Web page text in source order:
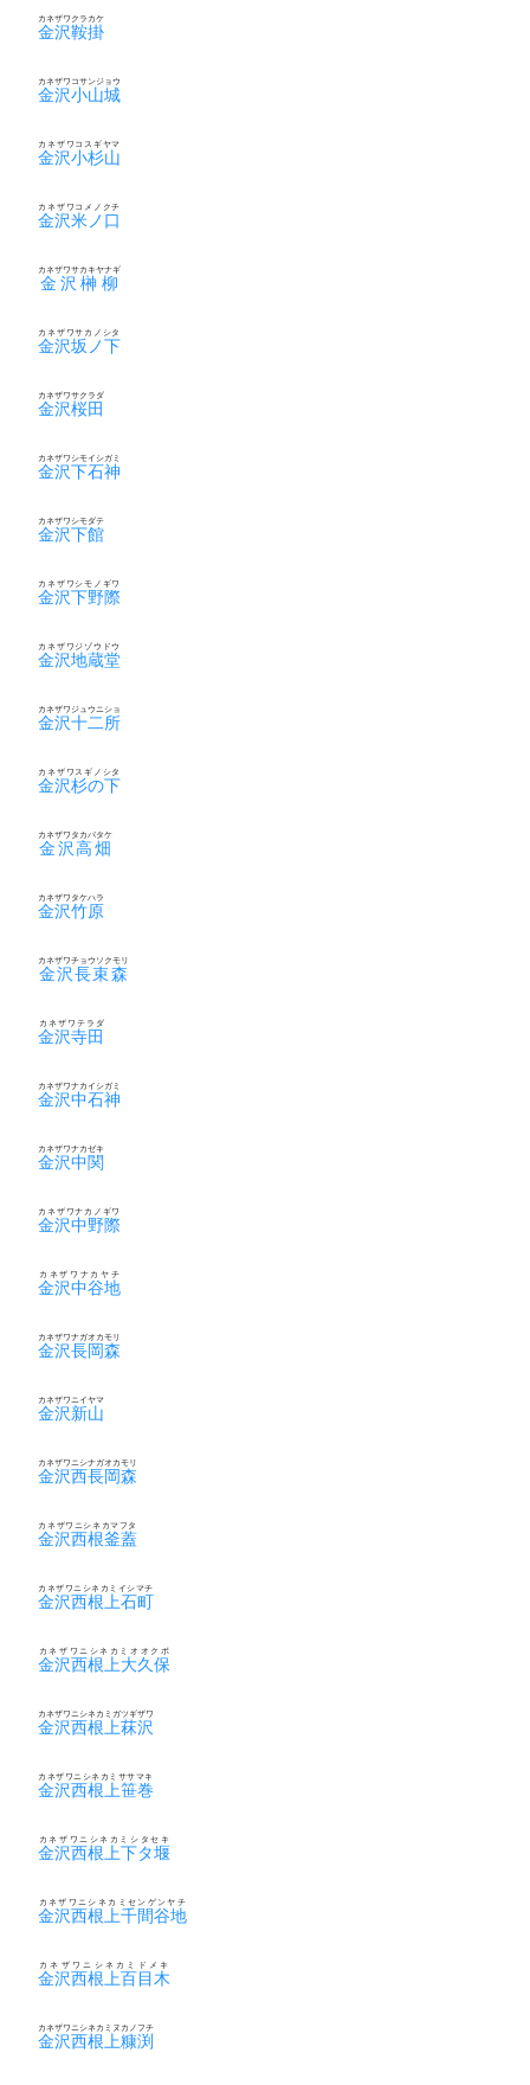
金沢鞍掛
カネザワクラカケ
金沢小山城
カネザワコサンジョウ
金沢小杉山
カネザワコスギヤマ
金沢米ノ口
カネザワコメノクチ
金沢榊柳
カネザワサカキヤナギ
金沢坂ノ下
カネザワサカノシタ
金沢桜田
カネザワサクラダ
金沢下石神
カネザワシモイシガミ
金沢下館
カネザワシモダテ
金沢下野際
カネザワシモノギワ
金沢地蔵堂
カネザワジゾウドウ
金沢十二所
カネザワジュウニショ
金沢杉の下
カネザワスギノシタ
金沢高畑
カネザワタカバタケ
金沢竹原
カネザワタケハラ
金沢長束森
カネザワチョウソクモリ
金沢寺田
カネザワテラダ
金沢中石神
カネザワナカイシガミ
金沢中関
カネザワナカゼキ
金沢中野際
カネザワナカノギワ
金沢中谷地
カネザワナカヤチ
金沢長岡森
カネザワナガオカモリ
金沢新山
カネザワニイヤマ
金沢西長岡森
カネザワニシナガオカモリ
金沢西根釜蓋
カネザワニシネカマフタ
金沢西根上石町
カネザワニシネカミイシマチ
金沢西根上大久保
カネザワニシネカミオオクボ
金沢西根上菻沢
カネザワニシネカミガツギザワ
金沢西根上笹巻
カネザワニシネカミササマキ
金沢西根上下タ堰
カネザワニシネカミシタセキ
金沢西根上千間谷地
カネザワニシネカミセンゲンヤチ
金沢西根上百目木
カネザワニシネカミドメキ
金沢西根上糠渕
カネザワニシネカミヌカノフチ